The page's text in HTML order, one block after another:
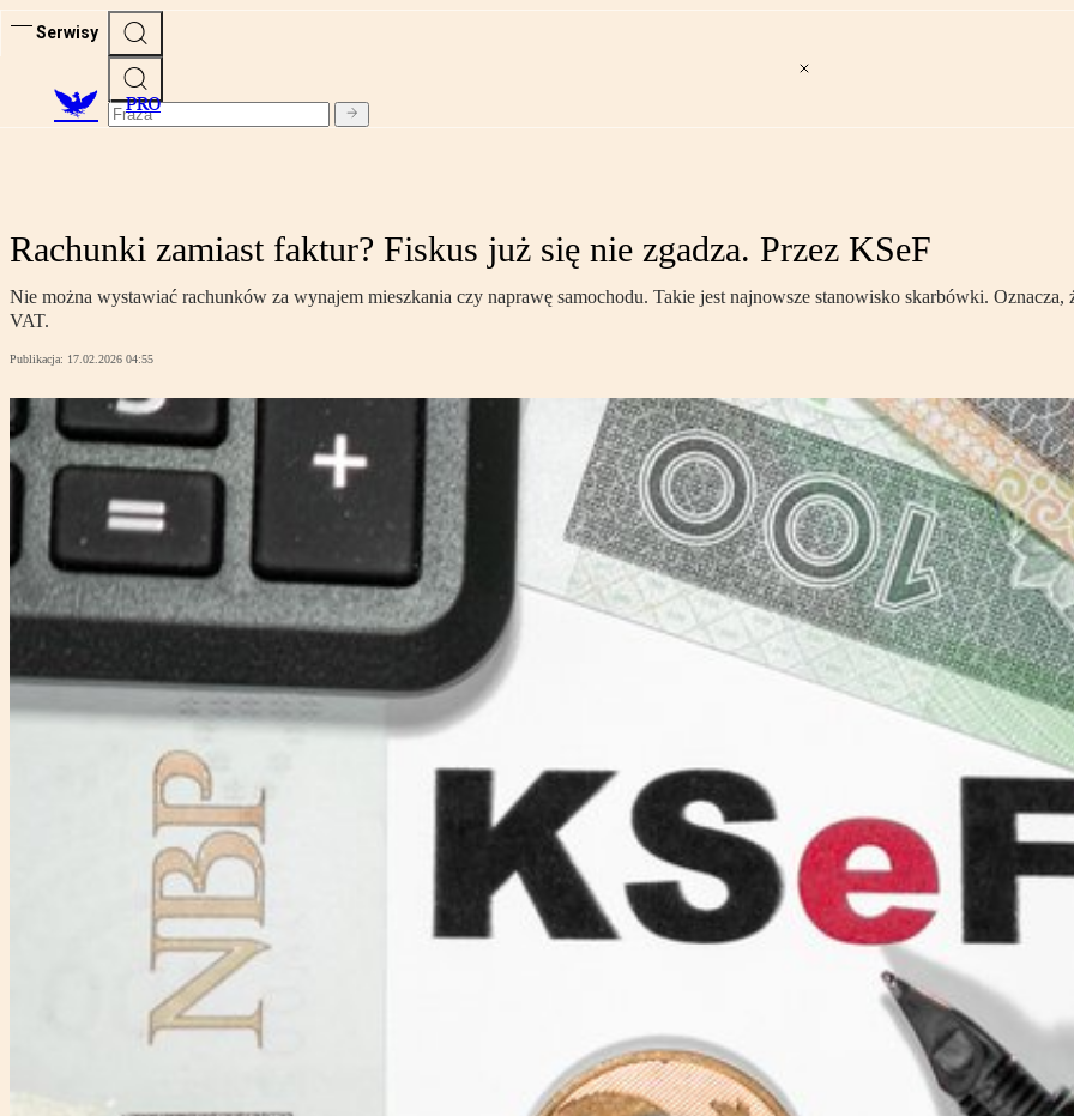
Serwisy
PRO
Rachunki zamiast faktur? Fiskus już się nie zgadza. Przez KSeF
Nie można wystawiać rachunków za wynajem mieszkania czy naprawę samochodu. Takie jest najnowsze stanowisko skarbówki.
VAT.
Publikacja: 17.02.2026 04:55